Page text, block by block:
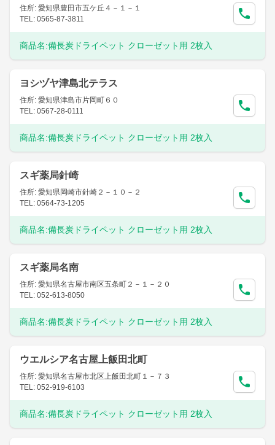
住所: 愛知県豊田市五ケ丘４－１－１
TEL: 0565-87-3811
商品名:備長炭ドライペット クローゼット用 2枚入
ヨシヅヤ津島北テラス
住所: 愛知県津島市片岡町６０
TEL: 0567-28-0111
商品名:備長炭ドライペット クローゼット用 2枚入
スギ薬局針崎
住所: 愛知県岡崎市針崎２－１０－２
TEL: 0564-73-1205
商品名:備長炭ドライペット クローゼット用 2枚入
スギ薬局名南
住所: 愛知県名古屋市南区五条町２－１－２０
TEL: 052-613-8050
商品名:備長炭ドライペット クローゼット用 2枚入
ウエルシア名古屋上飯田北町
住所: 愛知県名古屋市北区上飯田北町１－７３
TEL: 052-919-6103
商品名:備長炭ドライペット クローゼット用 2枚入